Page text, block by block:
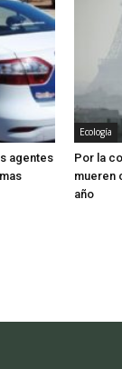
agentes
Ecología
Por la
mueren
año